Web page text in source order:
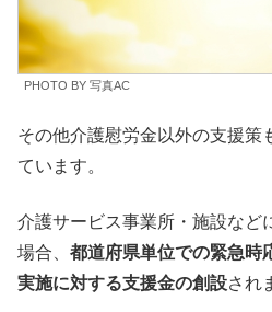
PHOTO BY 写真AC
その他介護慰労金以外の支援策
ています。
介護サービス事業所・施設など
場合、 都道府県単位での緊急時
実施に対する支援金の創設され